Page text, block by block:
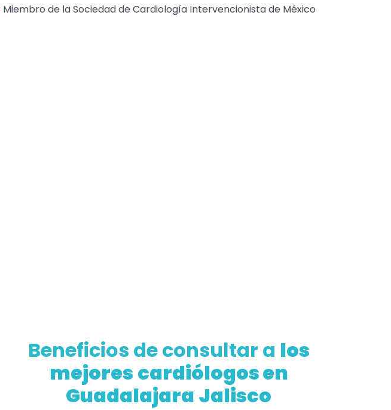
Miembro de la Sociedad de Cardiología Intervencionista de México
Beneficios de consultar a los
mejores cardiólogos en
Guadalajara Jalisco